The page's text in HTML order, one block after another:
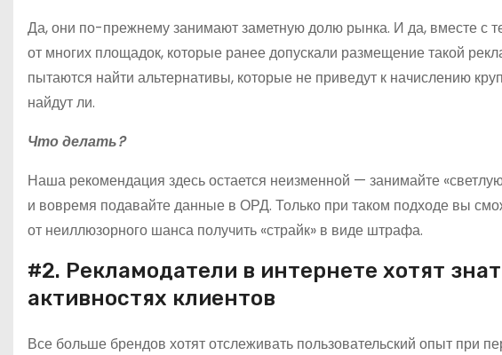
Да, они по-прежнему занимают заметную долю рынка. И да, вместе с
от многих площадок, которые ранее допускали размещение такой
пытаются найти альтернативы, которые не приведут к начислению
найдут ли.
Что делать?
Наша рекомендация здесь остается неизменной — занимайте
и вовремя подавайте данные в ОРД. Только при таком подходе вы
от неиллюзорного шанса получить «страйк» в виде штрафа.
#2. Рекламодатели в интернете хотят
активностях клиентов
Все больше брендов хотят отслеживать пользовательский опыт при